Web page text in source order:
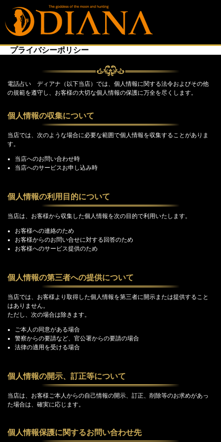
プライバシーポリシー
電話占い ディアナ（以下当店）では、個人情報に関する法令およびその他
の規範を遵守し、お客様の大切な個人情報の保護に万全を尽くします。
個人情報の収集について
当店では、次のような場合に必要な範囲で個人情報を収集することがありま
す。
当店へのお問い合わせ時
当店へのサービスお申し込み時
個人情報の利用目的について
当店は、お客様から収集した個人情報を次の目的で利用いたします。
お客様への連絡のため
お客様からのお問い合せに対する回答のため
お客様へのサービス提供のため
個人情報の第三者への提供について
当店では、お客様より取得した個人情報を第三者に開示または提供すること
はありません。
ただし、次の場合は除きます。
ご本人の同意がある場合
警察からの要請など、官公署からの要請の場合
法律の適用を受ける場合
個人情報の開示、訂正等について
当店は、お客様ご本人からの自己情報の開示、訂正、削除等のお求めがあっ
た場合は、確実に応じます。
個人情報保護に関するお問い合わせ先